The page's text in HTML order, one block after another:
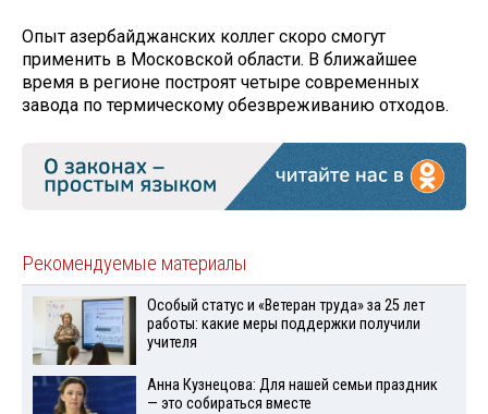
Опыт азербайджанских коллег скоро смогут
применить в Московской области. В ближайшее
время в регионе построят четыре современных
завода по термическому обезвреживанию отходов.
Рекомендуемые материалы
Особый статус и «Ветеран труда» за 25 лет
работы: какие меры поддержки получили
учителя
Анна Кузнецова: Для нашей семьи праздник
— это собираться вместе